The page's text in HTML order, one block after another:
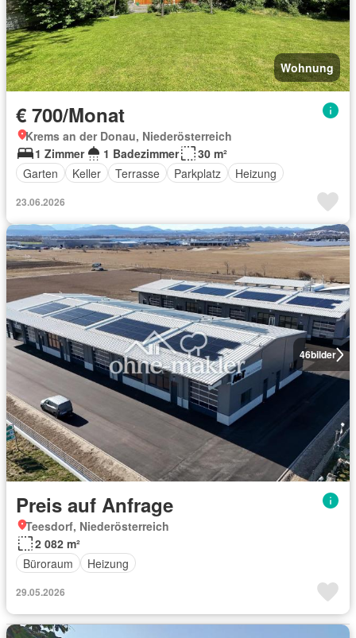
Wohnung
€ 700/Monat
Krems an der Donau, Niederösterreich
1 Zimmer
1 Badezimmer
30 m²
Garten
Keller Terrasse Parkplatz Heizung
23.06.2026
46bilder
Preis auf Anfrage
Teesdorf, Niederösterreich
2 082 m²
Büroraum
Heizung
29.05.2026